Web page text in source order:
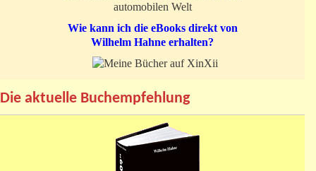
automobilen Welt
Wie kann ich die eBooks direkt von
Wilhelm Hahne erhalten?
Die aktuelle Buchempfehlung